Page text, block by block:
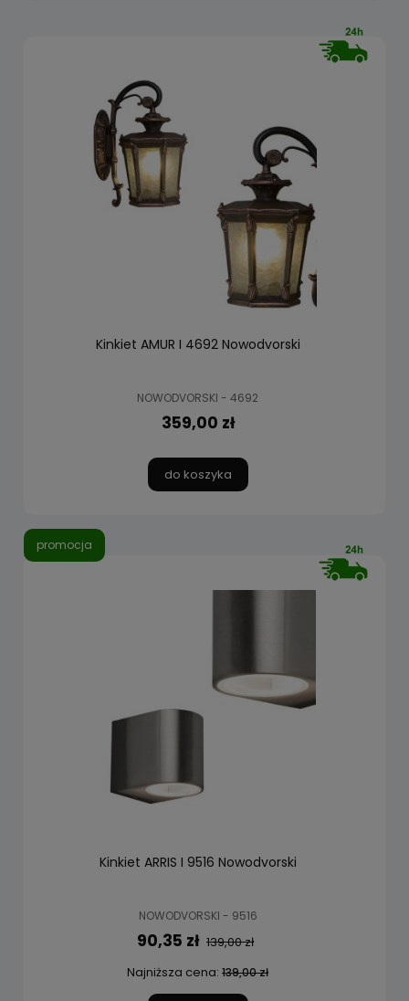
Kinkiet AMUR I 4692 Nowodvorski
NOWODVORSKI - 4692
359,00 zł
do koszyka
Kinkiet ARRIS I 9516 Nowodvorski
NOWODVORSKI - 9516
90,35 zł 139,00 zł
Najniższa cena: 139,00 zł
promocja